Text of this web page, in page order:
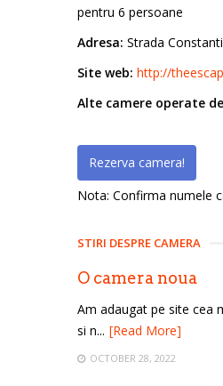
pentru 6 persoane
Adresa: Strada
Site web: http://
Alte camere operate
Rezerva camera!
Nota: Confirma numele
STIRI DESPRE CAMERA
O camera noua
Am adaugat pe site cea
si n... [Read More]
OCTOBER 28, 2022